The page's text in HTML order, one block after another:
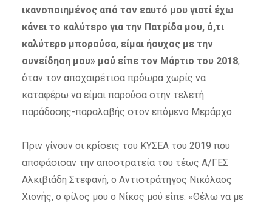
ικανοποιημένος από τον εαυτό μου γιατί έχω
κάνει το καλύτερο για την Πατρίδα μου, ό,τι
καλύτερο μπορούσα, είμαι ήσυχος με την
συνείδηση μου» μού είπε τον Μάρτιο του 2018,
όταν τον αποχαιρέτισα πρόωρα χωρίς να
καταφέρω να είμαι παρούσα στην τελετή
παράδοσης-παραλαβής στον επόμενο Μεράρχο.
Πριν γίνουν οι κρίσεις του ΚΥΣΕΑ του 2019 που
αποφάσισαν την αποστρατεία του τέως Α/ΓΕΣ
Αλκιβιάδη Στεφανή, ο Αντιστράτηγος Νικόλαος
Χιονής, ο φίλος μου ο Νίκος μού είπε: «Θέλω να με